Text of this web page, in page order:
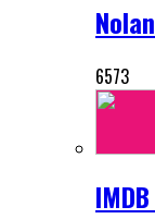
6573
IMDB